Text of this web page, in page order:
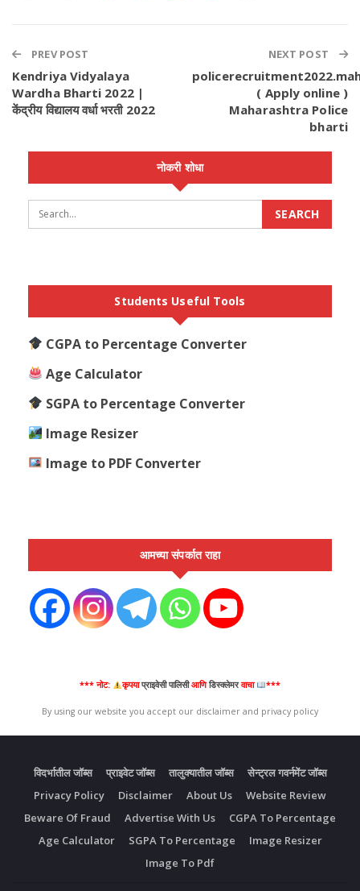
PREV POST
Kendriya Vidyalaya
Wardha Bharti 2022 |
केंद्रीय विद्यालय वर्धा भरती 2022
NEXT POST
( Apply online )
Maharashtra Police
bharti
नोकरी शोधा
Students Useful Tools
CGPA to Percentage Converter
Age Calculator
SGPA to Percentage Converter
Image Resizer
Image to PDF Converter
आमच्या संपर्कात राहा
*** नोट: कृपयाप्राइवेसी पालिसीआणिडिस्क्लेमर वाचा ***
By using our website you accept our disclaimer and privacy policy
विदर्भातील जॉब्स प्राइवेट जॉब्स तालुक्यातील जॉब्स
सेन्ट्रल गवर्नमेंट जॉब्स
Privacy Policy
Disclaimer About Us
Website Review
Beware Of Fraud
Advertise With Us
CGPA To Percentage
Age Calculator
SGPA To Percentage
Image Resizer
Image To Pdf